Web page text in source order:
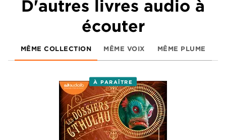
D'autres livres audio à
écouter
MÊME COLLECTION MÊME VOIX MÊME PLUME
À PARAÎTRE